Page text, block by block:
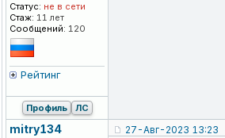
Статус: не в сети
Стаж: 11 лет
Сообщений: 120
Рейтинг
Профиль ЛС
mitry134 27-Авг-2023 13:23